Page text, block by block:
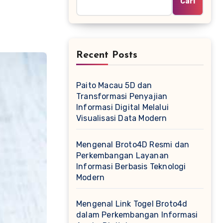
Recent Posts
Paito Macau 5D dan
Transformasi Penyajian
Informasi Digital Melalui
Visualisasi Data Modern
Mengenal Broto4D Resmi dan
Perkembangan Layanan
Informasi Berbasis Teknologi
Modern
Mengenal Link Togel Broto4d
dalam Perkembangan Informasi